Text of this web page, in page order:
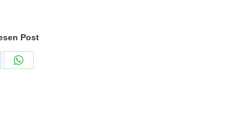
Post
Auf